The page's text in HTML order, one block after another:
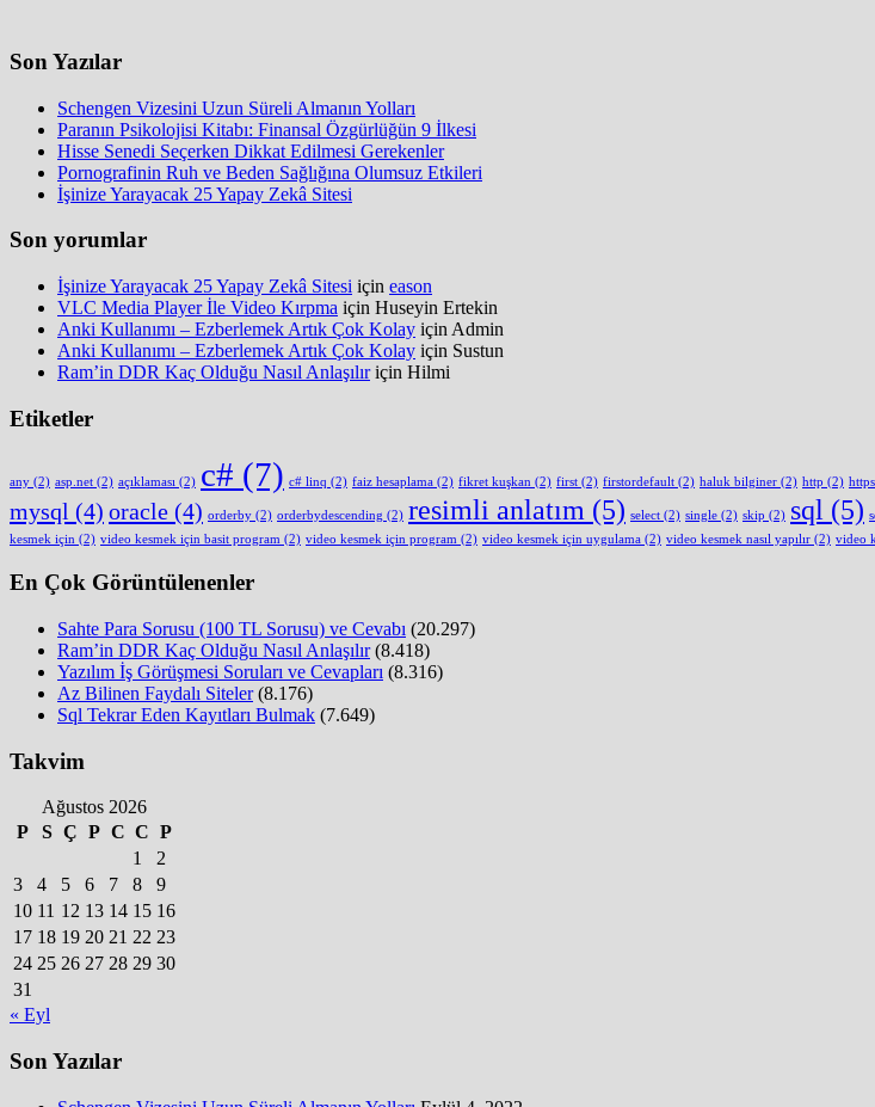
Son Yazılar
Schengen Vizesini Uzun Süreli Almanın Yolları
Paranın Psikolojisi Kitabı: Finansal Özgürlüğün 9 İlkesi
Hisse Senedi Seçerken Dikkat Edilmesi Gerekenler
Pornografinin Ruh ve Beden Sağlığına Olumsuz Etkileri
İşinize Yarayacak 25 Yapay Zekâ Sitesi
Son yorumlar
İşinize Yarayacak 25 Yapay Zekâ Sitesi için eason
VLC Media Player İle Video Kırpma için Huseyin Ertekin
Anki Kullanımı – Ezberlemek Artık Çok Kolay için Admin
Anki Kullanımı – Ezberlemek Artık Çok Kolay için Sustun
Ram’in DDR Kaç Olduğu Nasıl Anlaşılıriçin Hilmi
Etiketler
any (2) asp.net (2) açıklaması (2) c# (7) c# linq (2) faiz hesaplama (2) fikret kuşkan (2) first (2) firstordefault (2) haluk bilginer (2) http (2) https
mysql (4) oracle (4) orderby (2) orderbydescending (2) resimli anlatım (5) select (2) single (2) skip (2) sql (5)
kesmek için (2) video kesmek için basit program (2) video kesmek için program (2) video kesmek için uygulama (2) video kesmek nasıl yapılır (2) video
En Çok Görüntülenenler
Sahte Para Sorusu (100 TL Sorusu) ve Cevabı (20.297)
Ram’in DDR Kaç Olduğu Nasıl Anlaşılır (8.418)
Yazılım İş Görüşmesi Soruları ve Cevapları (8.316)
Az Bilinen Faydalı Siteler (8.176)
Sql Tekrar Eden Kayıtları Bulmak (7.649)
Takvim
Ağustos 2026
P
S Ç P C C P
1
2
3
4 5 6 7 8
9
10 11 12 13 14 15 16
17 18 19 20 21 22 23
24 25 26 27 28 29 30
31
« Eyl
Son Yazılar